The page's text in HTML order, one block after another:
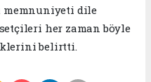
memnuniyeti dile
her zaman böyle
belirtti.